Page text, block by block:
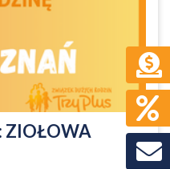
ZIOŁOWA